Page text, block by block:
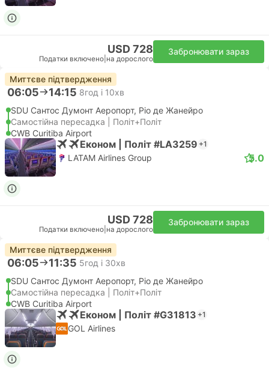
USD 728
Податки включено на дорослого
Забронювати зараз
Миттєве підтвердження
06:05 14:15 8год і 10хв
SDU Сантос Думонт Аеропорт, Ріо де Жанейро
Самостійна пересадка | Політ+Політ
CWB Curitiba Airport
Економ | Політ #LA3259 +1
LATAM Airlines Group 5.0
USD 728
Податки включено на дорослого
Забронювати зараз
Миттєве підтвердження
06:05 11:35 5год і 30хв
SDU Сантос Думонт Аеропорт, Ріо де Жанейро
Самостійна пересадка | Політ+Політ
CWB Curitiba Airport
Економ | Політ #G31813 +1
GOL Airlines